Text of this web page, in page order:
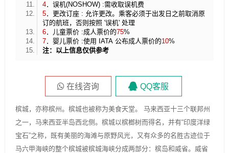
4．误机(NOSHOW) :需收取误机费
5．更改订座 : 允许更改。乘客必须于出发日之前取消原
订的航班，否则按照 '误机' 处理
6．儿童票价 :成人票价的75%
7．婴儿票价 :使用 IATA 公布成人票价的10%
注：以上信息仅供参考
在线咨询 QQ客服
槟城，亦称槟州。槟城也被称为美食天堂。 马来西亚十三个联邦州
之一，马来西亚半岛西北侧。槟城以槟榔树而得名，并有“印度洋绿
宝石”之称，既有美丽的海滩与原野风光，又有众多的名胜古迹位于
马六甲海峡的整个槟城被槟城海峡分成两部分：槟岛和威省。威省